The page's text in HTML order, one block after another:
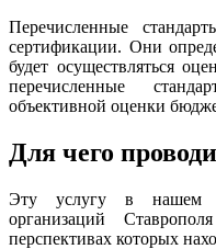
Перечисленные
сертификации. Они
будет осуществляться
перечисленные
объективной оценки
Для чего
Эту услугу в нашем
организаций
перспективах которых